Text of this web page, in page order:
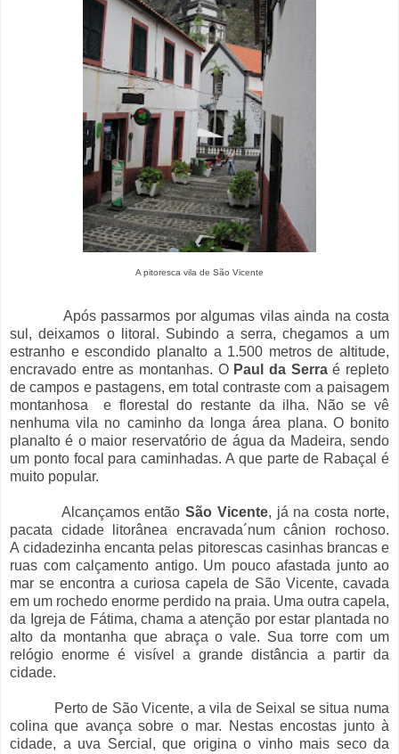
A pitoresca vila de São Vicente
Após passarmos por algumas vilas ainda na costa
sul, deixamos o litoral. Subindo a serra, chegamos a um
estranho e escondido planalto a 1.500 metros de altitude,
encravado entre as montanhas. O Paul da Serraé repleto
de campos e pastagens, em total contraste com a paisagem
montanhosa e florestal do restante da ilha. Não se vê
nenhuma vila no caminho da longa área plana. O bonito
planalto é o maior reservatório de água da Madeira, sendo
um ponto focal para caminhadas. A que parte de Rabaçal é
muito popular.
Alcançamos entãoSão Vicente, já na costa norte,
pacata cidade litorânea encravada´num cânion rochoso.
A cidadezinha encanta pelas pitorescas casinhas brancas e
ruas com calçamento antigo. Um pouco afastada junto ao
mar se encontra a curiosa capela de São Vicente, cavada
em um rochedo enorme perdido na praia. Uma outra capela,
da Igreja de Fátima, chama a atenção por estar plantada no
alto da montanha que abraça o vale. Sua torre com um
relógio enorme é visível a grande distância a partir da
cidade.
Perto de São Vicente, a vila de Seixal se situa numa
colina que avança sobre o mar. Nestas encostas junto à
cidade, a uva Sercial, que origina o vinho mais seco da